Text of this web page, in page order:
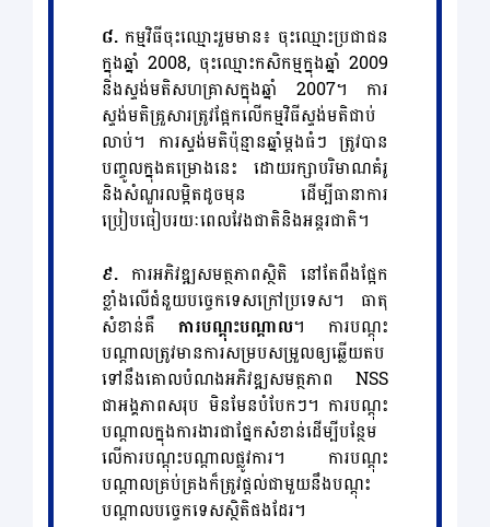
៨. កម្មវិធីចុះឈ្មោះរួមមាន៖ ចុះឈ្មោះប្រជាជន
ក្នុងឆ្នាំ 2008, ចុះឈ្មោះកសិកម្មក្នុងឆ្នាំ 2009
និងស្ទង់មតិសហគ្រាសក្នុងឆ្នាំ 2007។ ការ
ស្ទង់មតិគ្រួសារត្រូវផ្អែកលើកម្មវិធីស្ទង់មតិជាប់
លាប់។ ការស្ទង់មតិប៉ុន្មានឆ្នាំម្តងធំៗ ត្រូវបាន
បញ្ចូលក្នុងគម្រោងនេះ ដោយរក្សាបរិមាណគំរូ
និងសំណួរលម្អិតដូចមុន ដើម្បីធានាការ
ប្រៀបធៀបរយៈពេលវែងជាតិនិងអន្តរជាតិ។
៩. ការអភិវឌ្ឍសមត្ថភាពស្ថិតិ នៅតែពឹងផ្អែក
ខ្លាំងលើជំនួយបច្ចេកទេសក្រៅប្រទេស។ ធាតុ
សំខាន់គឺ ការបណ្តុះបណ្តាល។ ការបណ្តុះ
បណ្តាលត្រូវមានការសម្របសម្រួលឲ្យឆ្លើយតប
ទៅនឹងគោលបំណងអភិវឌ្ឍសមត្ថភាព NSS
ជាអង្គភាពសរុប មិនមែនបំបែកៗ។ ការបណ្តុះ
បណ្តាលក្នុងការងារជាផ្នែកសំខាន់ដើម្បីបន្ថែម
លើការបណ្តុះបណ្តាលផ្លូវការ។ ការបណ្តុះ
បណ្តាលគ្រប់គ្រងក៏ត្រូវផ្តល់ជាមួយនឹងបណ្តុះ
បណ្តាលបច្ចេកទេសស្ថិតិផងដែរ។